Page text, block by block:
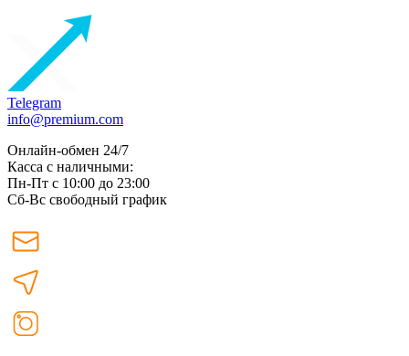
Telegram
info@premium.com
Онлайн-обмен 24/7
Касса с наличными:
Пн-Пт с 10:00 до 23:00
Сб-Вс свободный график